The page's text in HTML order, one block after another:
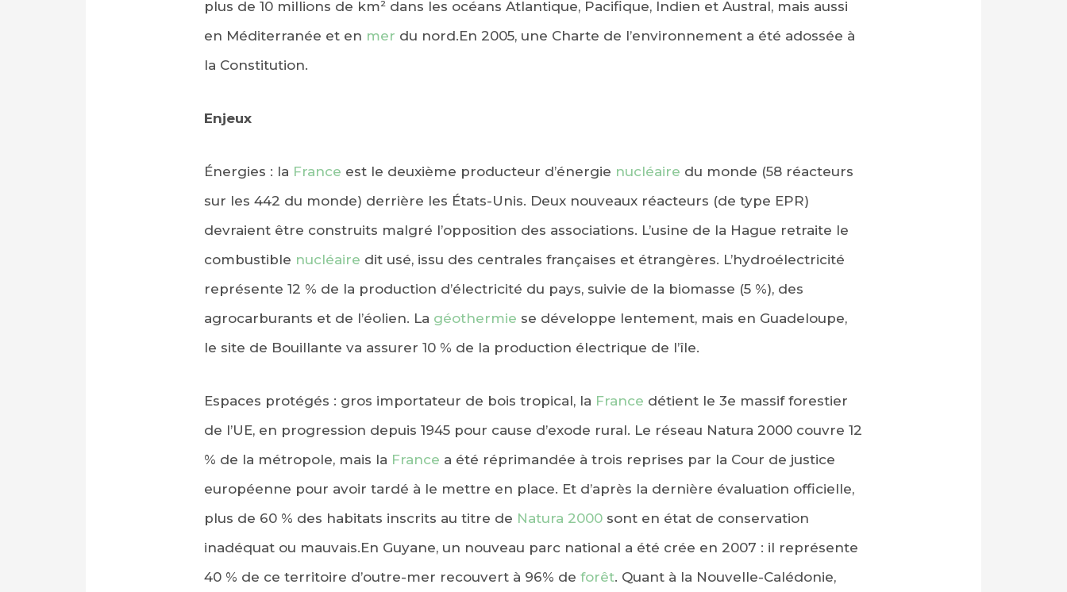
plus de 10 millions de km² dans les océans Atlantique, Pacifique, Indien et Austral, mais aussi
en Méditerranée et en mer du nord.En 2005, une Charte de l’environnement a été adossée à
la Constitution.
Enjeux
Énergies : la France est le deuxième producteur d’énergie nucléaire du monde (58 réacteurs
sur les 442 du monde) derrière les États-Unis. Deux nouveaux réacteurs (de type EPR)
devraient être construits malgré l’opposition des associations. L’usine de la Hague retraite le
combustible nucléaire dit usé, issu des centrales françaises et étrangères. L’hydroélectricité
représente 12 % de la production d’électricité du pays, suivie de la biomasse (5 %), des
agrocarburants et de l’éolien. La géothermie se développe lentement, mais en Guadeloupe,
le site de Bouillante va assurer 10 % de la production électrique de l’île.
Espaces protégés : gros importateur de bois tropical, la France détient le 3e massif forestier
de l’UE, en progression depuis 1945 pour cause d’exode rural. Le réseau Natura 2000 couvre 12
% de la métropole, mais la France a été réprimandée à trois reprises par la Cour de justice
européenne pour avoir tardé à le mettre en place. Et d’après la dernière évaluation officielle,
plus de 60 % des habitats inscrits au titre de Natura 2000sont en état de conservation
inadéquat ou mauvais.En Guyane, un nouveau parc national a été crée en 2007 : il représente
40 % de ce territoire d’outre-mer recouvert à 96% de forêt. Quant à la Nouvelle-Calédonie,